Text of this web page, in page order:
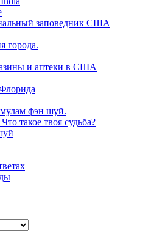
заповедник США
города.
и аптеки в США
фэн шуй.
такое твоя судьба?